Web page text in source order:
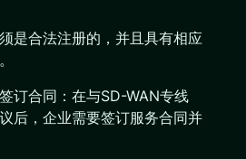
是合法注册的，并且具有相应
订合同：在与SD-WAN专线
后，企业需要签订服务合同并